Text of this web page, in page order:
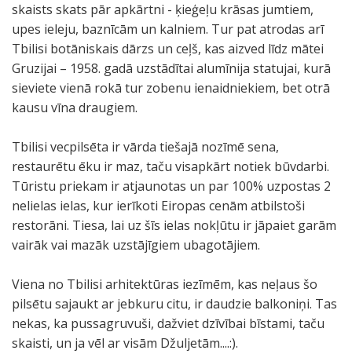
skaists skats pār apkārtni - ķieģeļu krāsas jumtiem,
upes ieleju, baznīcām un kalniem. Tur pat atrodas arī
Tbilisi botāniskais dārzs un ceļš, kas aizved līdz mātei
Gruzijai – 1958. gadā uzstādītai alumīnija statujai, kurā
sieviete vienā rokā tur zobenu ienaidniekiem, bet otrā
kausu vīna draugiem.
Tbilisi vecpilsēta ir vārda tiešajā nozīmē sena,
restaurētu ēku ir maz, taču visapkārt notiek būvdarbi.
Tūristu priekam ir atjaunotas un par 100% uzpostas 2
nelielas ielas, kur ierīkoti Eiropas cenām atbilstoši
restorāni. Tiesa, lai uz šīs ielas nokļūtu ir jāpaiet garām
vairāk vai mazāk uzstājīgiem ubagotājiem.
Viena no Tbilisi arhitektūras iezīmēm, kas neļaus šo
pilsētu sajaukt ar jebkuru citu, ir daudzie balkoniņi. Tas
nekas, ka pussagruvuši, dažviet dzīvībai bīstami, taču
skaisti, un ja vēl ar visām Džuljetām....:).